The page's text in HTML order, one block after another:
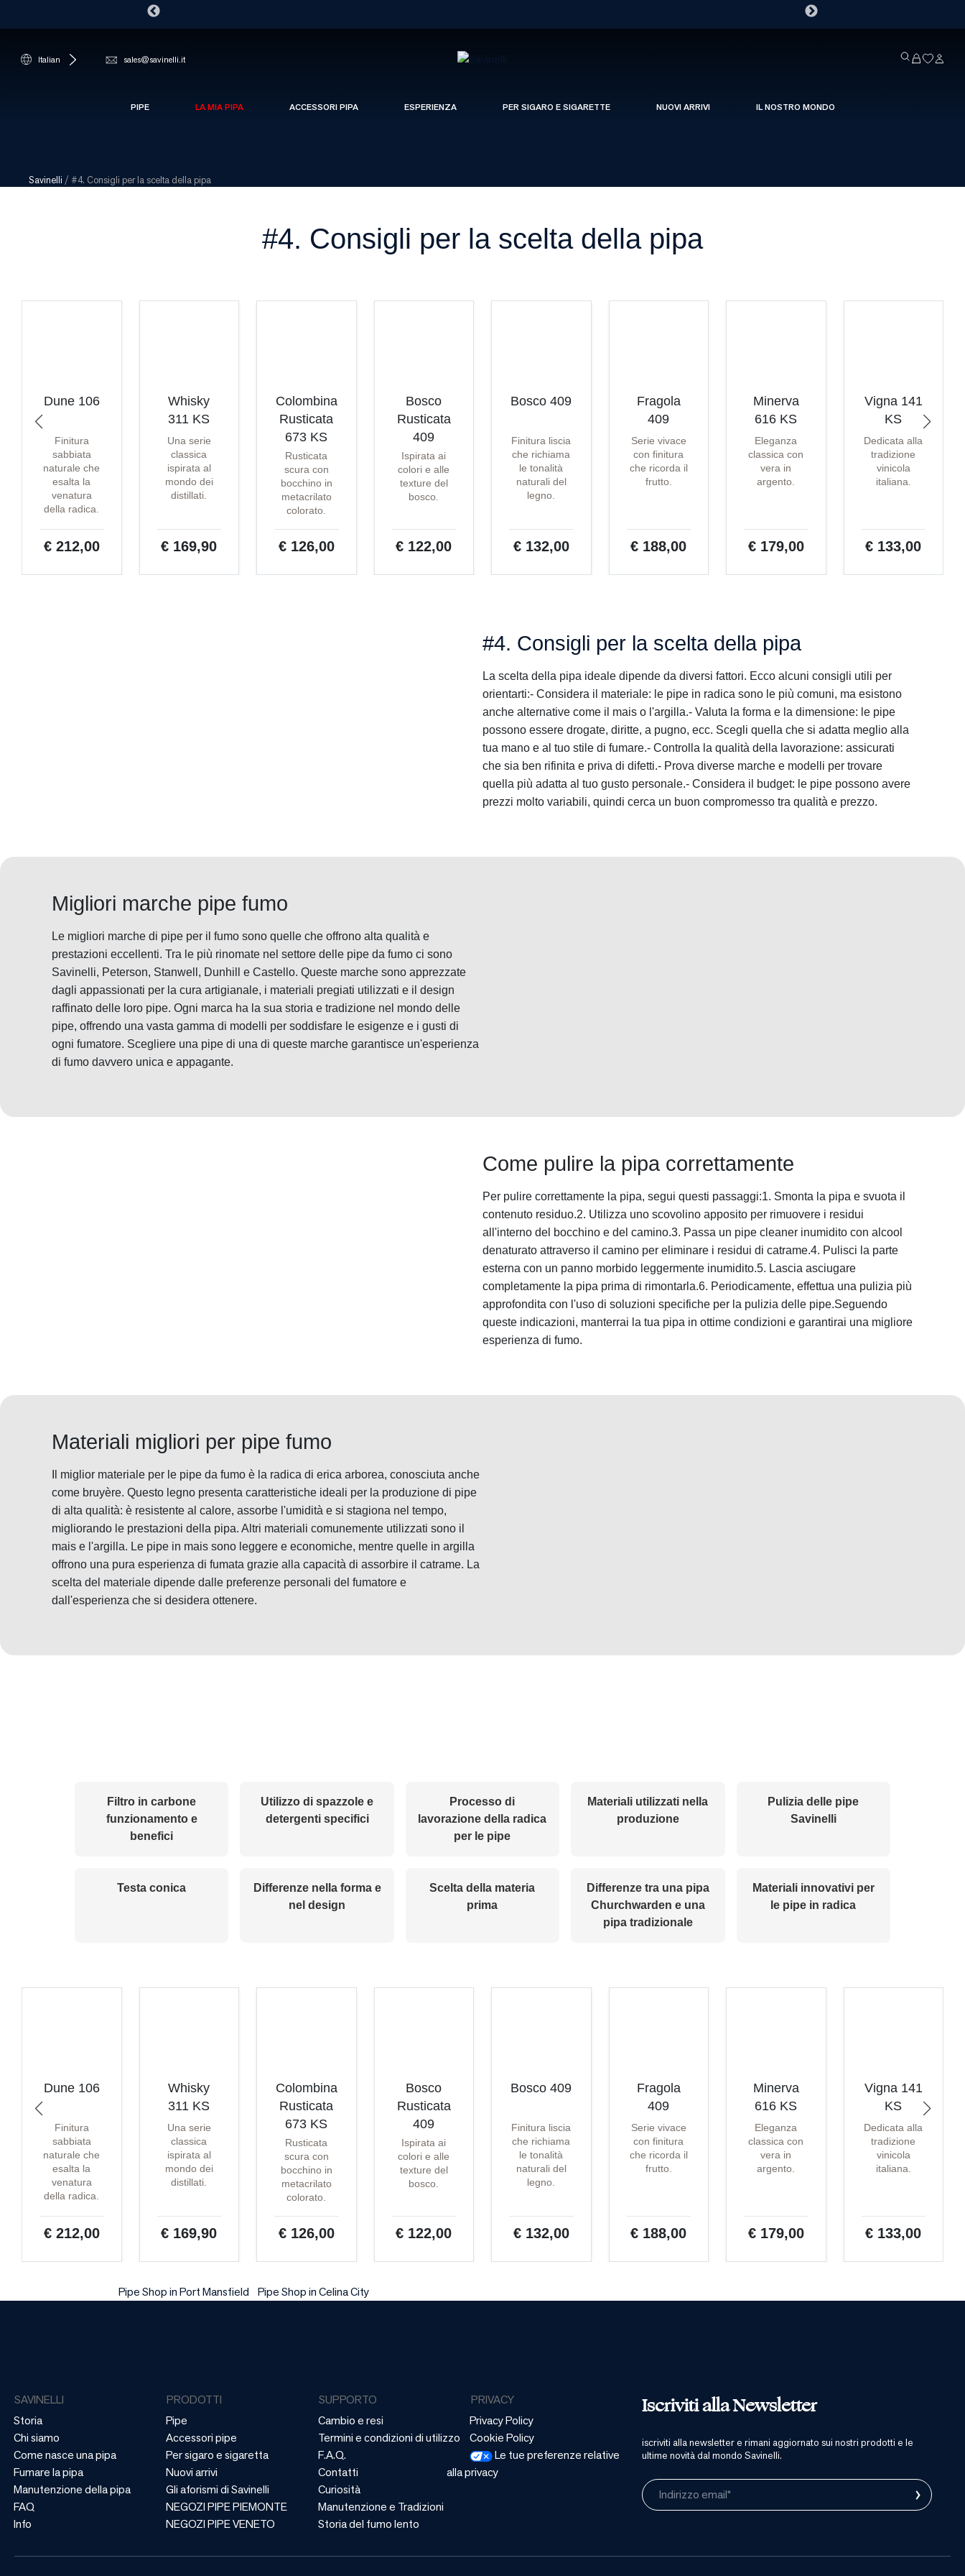
Italian sales@savinelli.it
PIPE LA MIA PIPA ACCESSORI PIPA ESPERIENZA PER SIGARO E SIGARETTE NUOVI ARRIVI IL NOSTRO MONDO
Savinelli / #4. Consigli per la scelta della pipa
#4. Consigli per la scelta della pipa
Dune 106
Finitura
sabbiata
naturale che
esalta la
venatura
della radica.
€ 212,00
Whisky
311 KS
Una serie
classica
ispirata al
mondo dei
distillati.
€ 169,90
Colombina
Rusticata
673 KS
Rusticata
scura con
bocchino in
metacrilato
colorato.
€ 126,00
Bosco
Rusticata
409
Ispirata ai
colori e alle
texture del
bosco.
€ 122,00
Bosco 409
Finitura liscia
che richiama
le tonalità
naturali del
legno.
€ 132,00
Fragola
409
Serie vivace
con finitura
che ricorda il
frutto.
€ 188,00
Minerva
616 KS
Eleganza
classica con
vera in
argento.
€ 179,00
Vigna 141
KS
Dedicata alla
tradizione
vinicola
italiana.
€ 133,00
#4. Consigli per la scelta della pipa
La scelta della pipa ideale dipende da diversi fattori. Ecco alcuni consigli utili per
orientarti:- Considera il materiale: le pipe in radica sono le più comuni, ma esistono
anche alternative come il mais o l'argilla.- Valuta la forma e la dimensione: le pipe
possono essere drogate, diritte, a pugno, ecc. Scegli quella che si adatta meglio alla
tua mano e al tuo stile di fumare.- Controlla la qualità della lavorazione: assicurati
che sia ben rifinita e priva di difetti.- Prova diverse marche e modelli per trovare
quella più adatta al tuo gusto personale.- Considera il budget: le pipe possono avere
prezzi molto variabili, quindi cerca un buon compromesso tra qualità e prezzo.
Migliori marche pipe fumo
Le migliori marche di pipe per il fumo sono quelle che offrono alta qualità e
prestazioni eccellenti. Tra le più rinomate nel settore delle pipe da fumo ci sono
Savinelli, Peterson, Stanwell, Dunhill e Castello. Queste marche sono apprezzate
dagli appassionati per la cura artigianale, i materiali pregiati utilizzati e il design
raffinato delle loro pipe. Ogni marca ha la sua storia e tradizione nel mondo delle
pipe, offrendo una vasta gamma di modelli per soddisfare le esigenze e i gusti di
ogni fumatore. Scegliere una pipe di una di queste marche garantisce un'esperienza
di fumo davvero unica e appagante.
Come pulire la pipa correttamente
Per pulire correttamente la pipa, segui questi passaggi:1. Smonta la pipa e svuota il
contenuto residuo.2. Utilizza uno scovolino apposito per rimuovere i residui
all'interno del bocchino e del camino.3. Passa un pipe cleaner inumidito con alcool
denaturato attraverso il camino per eliminare i residui di catrame.4. Pulisci la parte
esterna con un panno morbido leggermente inumidito.5. Lascia asciugare
completamente la pipa prima di rimontarla.6. Periodicamente, effettua una pulizia più
approfondita con l'uso di soluzioni specifiche per la pulizia delle pipe.Seguendo
queste indicazioni, manterrai la tua pipa in ottime condizioni e garantirai una migliore
esperienza di fumo.
Materiali migliori per pipe fumo
Il miglior materiale per le pipe da fumo è la radica di erica arborea, conosciuta anche
come bruyère. Questo legno presenta caratteristiche ideali per la produzione di pipe
di alta qualità: è resistente al calore, assorbe l'umidità e si stagiona nel tempo,
migliorando le prestazioni della pipa. Altri materiali comunemente utilizzati sono il
mais e l'argilla. Le pipe in mais sono leggere e economiche, mentre quelle in argilla
offrono una pura esperienza di fumata grazie alla capacità di assorbire il catrame. La
scelta del materiale dipende dalle preferenze personali del fumatore e
dall'esperienza che si desidera ottenere.
Filtro in carbone
funzionamento e
benefici
Utilizzo di spazzole e
detergenti specifici
Processo di
lavorazione della radica
per le pipe
Materiali utilizzati nella
produzione
Pulizia delle pipe
Savinelli
Testa conica
Differenze nella forma e
nel design
Scelta della materia
prima
Differenze tra una pipa
Churchwarden e una
pipa tradizionale
Materiali innovativi per
le pipe in radica
Dune 106
Finitura
sabbiata
naturale che
esalta la
venatura
della radica.
€ 212,00
Whisky
311 KS
Una serie
classica
ispirata al
mondo dei
distillati.
€ 169,90
Colombina
Rusticata
673 KS
Rusticata
scura con
bocchino in
metacrilato
colorato.
€ 126,00
Bosco
Rusticata
409
Ispirata ai
colori e alle
texture del
bosco.
€ 122,00
Bosco 409
Finitura liscia
che richiama
le tonalità
naturali del
legno.
€ 132,00
Fragola
409
Serie vivace
con finitura
che ricorda il
frutto.
€ 188,00
Minerva
616 KS
Eleganza
classica con
vera in
argento.
€ 179,00
Vigna 141
KS
Dedicata alla
tradizione
vinicola
italiana.
€ 133,00
Pipe Shop in Port Mansfield Pipe Shop in Celina City
Iscriviti alla Newsletter
iscriviti alla newsletter e rimani aggiornato sui nostri prodotti e le
ultime novità dal mondo Savinelli.
Indirizzo email* ›
SAVINELLI
Storia
Chi siamo
Come nasce una pipa
Fumare la pipa
Manutenzione della pipa
FAQ
Info
PRODOTTI
Pipe
Accessori pipe
Per sigaro e sigaretta
Nuovi arrivi
Gli aforismi di Savinelli
NEGOZI PIPE PIEMONTE
NEGOZI PIPE VENETO
SUPPORTO
Cambio e resi
Termini e condizioni di utilizzo
F.A.Q.
Contatti
Curiosità
Manutenzione e Tradizioni
Storia del fumo lento
PRIVACY
Privacy Policy
Cookie Policy
Le tue preferenze relative
alla privacy